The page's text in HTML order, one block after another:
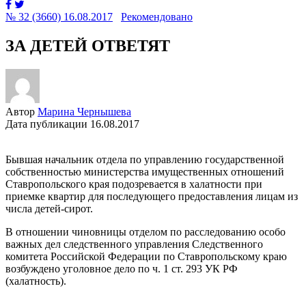
№ 32 (3660) 16.08.2017 Рекомендовано
ЗА ДЕТЕЙ ОТВЕТЯТ
Автор Марина Чернышева
Дата публикации 16.08.2017
Бывшая начальник отдела по управлению государственной
собственностью министерства имущественных отношений
Ставропольского края подозревается в халатности при
приемке квартир для последующего предоставления лицам из
числа детей-сирот.
В отношении чиновницы отделом по расследованию особо
важных дел следственного управления Следственного
комитета Российской Федерации по Ставропольскому краю
возбуждено уголовное дело по ч. 1 ст. 293 УК РФ
(халатность).